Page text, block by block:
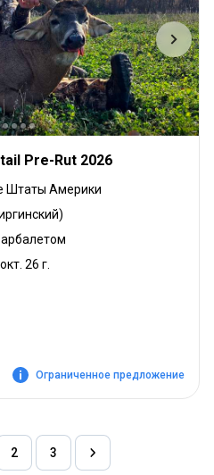
Pre-Rut 2026
Штаты Америки
26 г.
Ограниченное предложение
2 3